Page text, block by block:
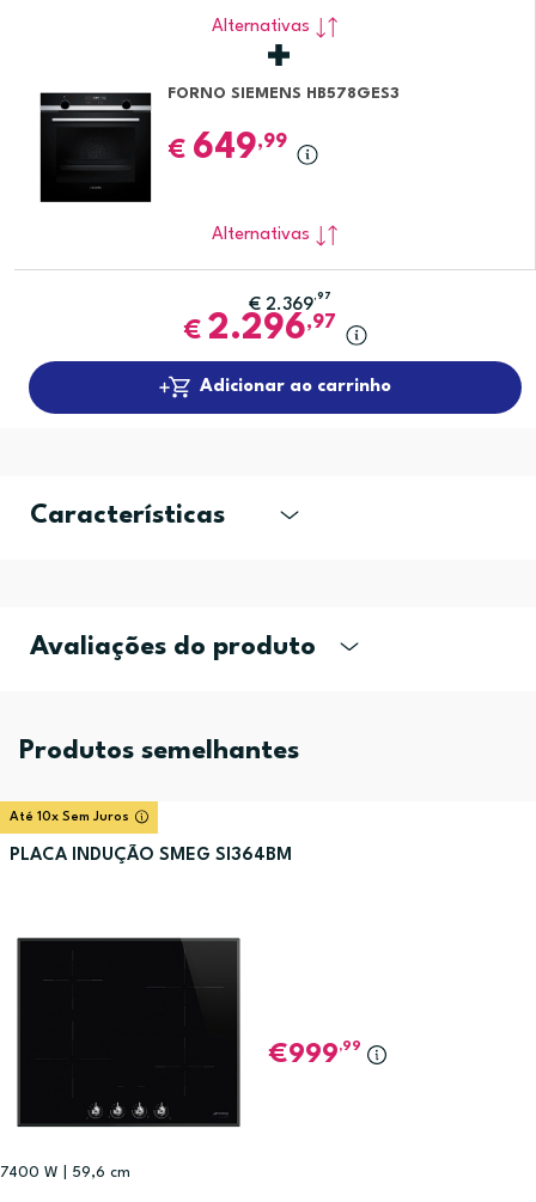
Alternativas
FORNO SIEMENS HB578GES3
€ 649,99
Alternativas
€ 2.369,97
€ 2.296,97
Adicionar ao carrinho
Características
Avaliações do produto
Produtos semelhantes
Até 10x Sem Juros
PLACA INDUÇÃO SMEG SI364BM
7400 W | 59,6 cm
999,99